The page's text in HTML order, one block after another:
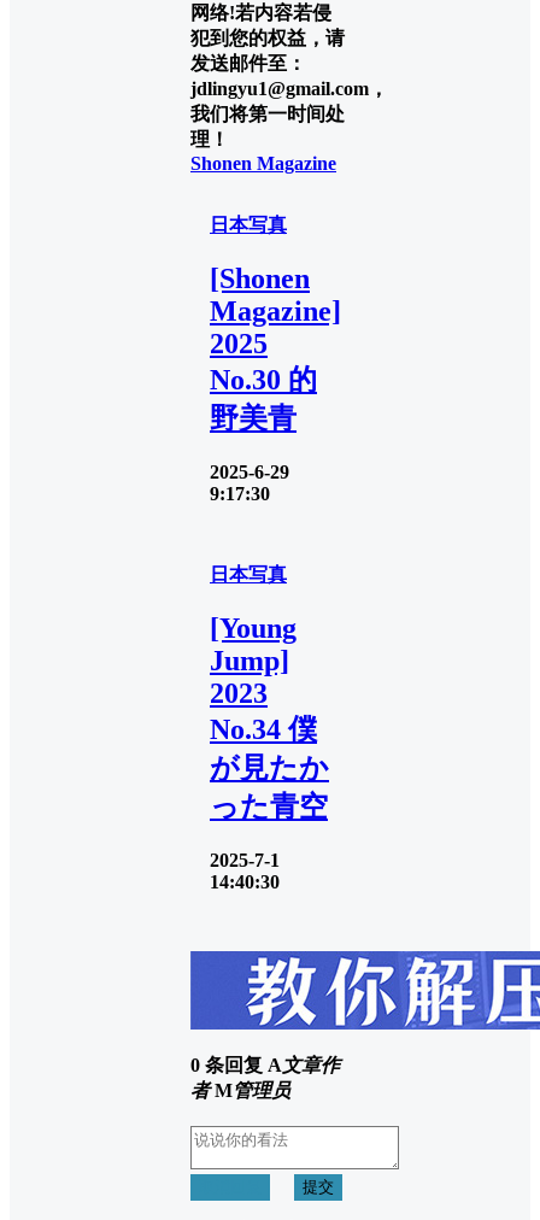
网络!若内容若侵
犯到您的权益，请
发送邮件至：
jdlingyu1@gmail.com，
我们将第一时间处
理！
Shonen Magazine
日本写真
[Shonen
Magazine]
2025
No.30 的
野美青
2025-6-29
9:17:30
日本写真
[Young
Jump]
2023
No.34 僕
が見たか
った青空
2025-7-1
14:40:30
0 条回复 A文章作
者 M管理员
提交